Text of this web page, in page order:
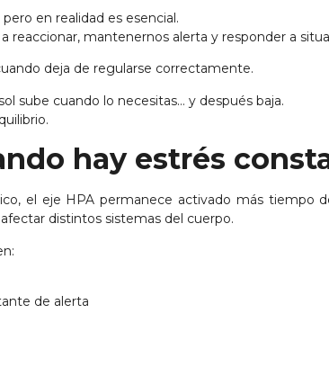
en realidad es esencial.
reaccionar, mantenernos alerta y responder a
deja de regularse correctamente.
sube cuando lo necesitas… y después baja.
hay estrés
el eje HPA permanece activado más tiempo
distintos sistemas del cuerpo.
de alerta